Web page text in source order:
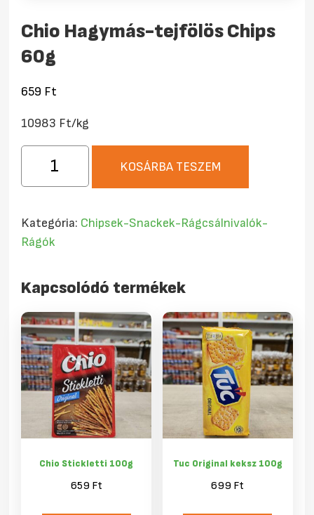
Chio Hagymás-tejfölös Chips
60g
659 Ft
10983 Ft/kg
Hagymás-
tejfölös
60g
mennyiség
KOSÁRBA TESZEM
Kategória: Chipsek-Snackek-Rágcsálnivalók-
Rágók
Kapcsolódó termékek
Chio Stickletti 100g
659 Ft
Tuc Original keksz 100g
699 Ft